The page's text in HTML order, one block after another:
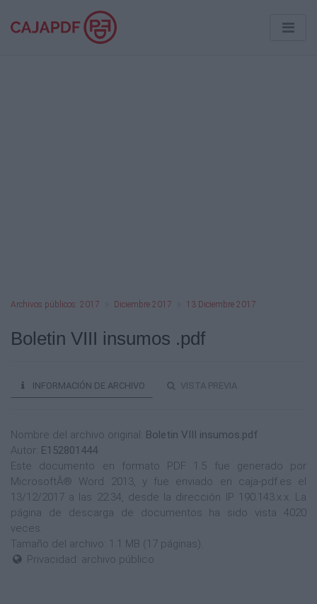
Archivos públicos: 2017 Diciembre 2017 13 Diciembre 2017
Boletin VIII insumos .pdf
INFORMACIÓN DE ARCHIVO VISTA PREVIA
Nombre del archivo original: Boletin VIII insumos.pdf
Autor: E152801444
Este documento en formato PDF 1.5 fue generado por
MicrosoftÂ® Word 2013, y fue enviado en caja-pdf.es el
13/12/2017 a las 22:34, desde la dirección IP 190.143.x.x. La
página de descarga de documentos ha sido vista 4020
veces.
Tamaño del archivo: 1.1 MB (17 páginas).
Privacidad: archivo público